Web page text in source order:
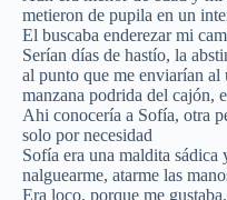
metieron de pupila en un
El buscaba enderezar mi
Serían días de hastío, la
al punto que me enviarían
manzana podrida del cajón,
Ahi conocería a Sofía, otra
solo por necesidad
Sofía era una maldita
nalguearme, atarme las
Era loco, porque me